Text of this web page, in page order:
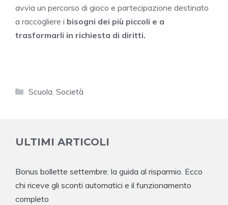
avvia un percorso di gioco e partecipazione destinato
a raccogliere i bisogni dei più piccoli e a
trasformarli in richiesta di diritti.
Categorie
Scuola, Società
ULTIMI ARTICOLI
Bonus bollette settembre: la guida al risparmio. Ecco
chi riceve gli sconti automatici e il funzionamento
completo